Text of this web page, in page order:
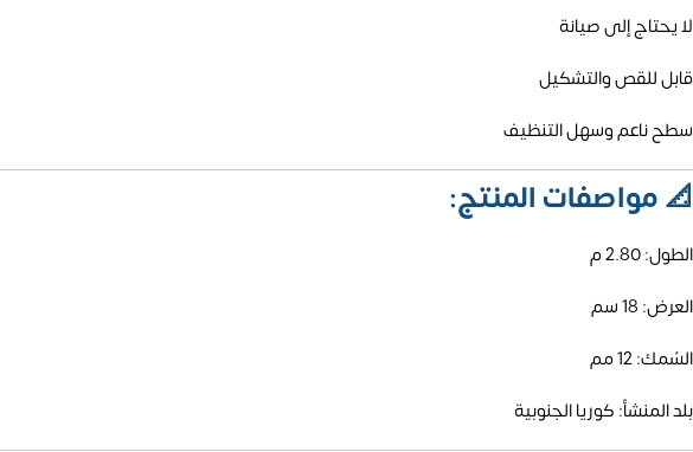
لا يحتاج إلى صيانة
قابل للقص والتشكيل
سطح ناعم وسهل التنظيف
📐مواصفات المنتج:
الطول: 2.80 م
العرض: 18 سم
السُمك: 12 مم
بلد المنشأ: كوريا الجنوبية